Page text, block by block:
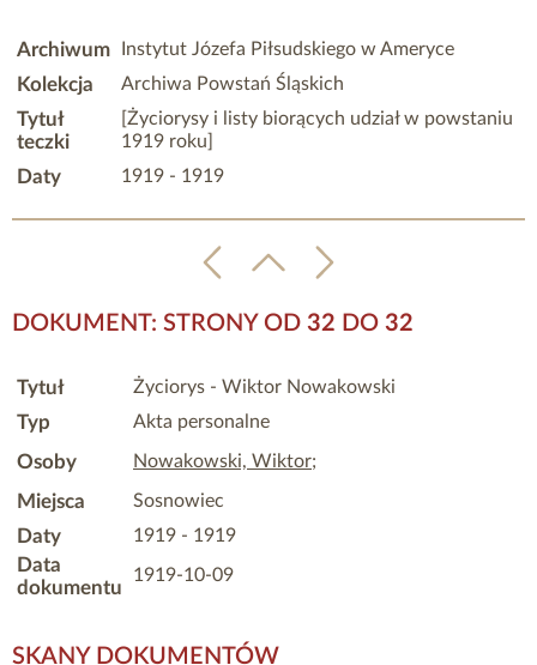
Archiwum Instytut Józefa Piłsudskiego w Ameryce
Kolekcja Archiwa Powstań Śląskich
Tytuł
teczki
[Życiorysy i listy biorących udział w powstaniu
1919 roku]
Daty 1919 - 1919
DOKUMENT: STRONY OD 32 DO 32
Tytuł Życiorys - Wiktor Nowakowski
Typ Akta personalne
Osoby Nowakowski, Wiktor;
Miejsca Sosnowiec
Daty 1919 - 1919
Data
dokumentu
1919-10-09
SKANY DOKUMENTÓW